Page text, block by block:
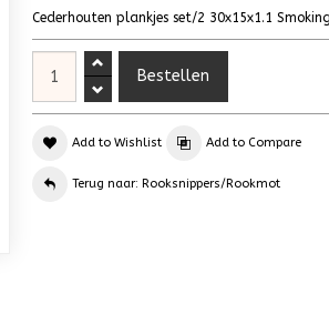
Cederhouten plankjes set/2 30x15x1.1
Add to Wishlist Add to Compare
Terug naar: Rooksnippers/Rookmot